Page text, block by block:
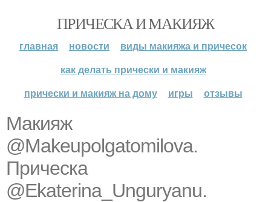
ПРИЧЕСКА И МАКИЯЖ
главная новости
виды макияжа и причесок
как делать прически и макияж
прически и макияж на дому
игры отзывы
Макияж
@Makeupolgatomilova.
Прическа
@Ekaterina_Unguryanu.